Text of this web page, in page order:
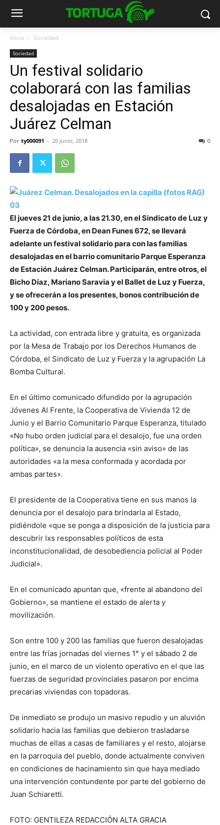
Inicio Sociedad
Sociedad
Un festival solidario
colaborará con las familias
desalojadas en Estación
Juárez Celman
Por ty000091 - 20 junio, 2018 0
El jueves 21 de junio, a las 21.30, en el Sindicato de Luz y
Fuerza de Córdoba, en Dean Funes 672, se llevará
adelante un festival solidario para con las familias
desalojadas en el barrio comunitario Parque Esperanza
de Estación Juárez Celman. Participarán, entre otros, el
Bicho Díaz, Mariano Saravia y el Ballet de Luz y Fuerza,
y se ofrecerán a los presentes, bonos contribución de
100 y 200 pesos.
La actividad, con entrada libre y gratuita, es organizada
por la Mesa de Trabajo por los Derechos Humanos de
Córdoba, el Sindicato de Luz y Fuerza y la agrupación La
Bomba Cultural.
En el último comunicado difundido por la agrupación
Jóvenes Al Frente, la Cooperativa de Vivienda 12 de
Junio y el Barrio Comunitario Parque Esperanza, titulado
«No hubo orden judicial para el desalojo, fue una orden
política», se denuncia la ausencia «sin aviso» de las
autoridades «a la mesa conformada y acordada por
ambas partes».
El presidente de la Cooperativa tiene en sus manos la
denuncia por el desalojo para brindarla al Estado,
pidiéndole «que se ponga a disposición de la justicia para
descubrir lxs responsables políticos de esta
inconstitucionalidad, de desobediencia policial al Poder
Judicial».
En el comunicado apuntan que, «frente al abandono del
Gobierno», se mantiene el estado de alerta y
movilización.
Son entre 100 y 200 las familias que fueron desalojadas
entre las frías jornadas del viernes 1° y el sábado 2 de
junio, en el marco de un violento operativo en el que las
fuerzas de seguridad provinciales pasaron por encima
precarias viviendas con topadoras.
De inmediato se produjo un masivo repudio y un aluvión
solidario hacia las familias que debieron trasladarse
muchas de ellas a casas de familiares y el resto, alojarse
en la parroquia del pueblo, donde actualmente conviven
en condiciones de hacinamiento sin que haya mediado
una intervención contundente por parte del gobierno de
Juan Schiaretti.
FOTO: GENTILEZA REDACCIÓN ALTA GRACIA